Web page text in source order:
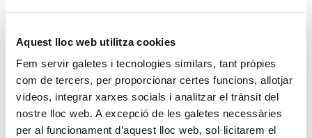
Aquest lloc web utilitza cookies
Fem servir galetes i tecnologies similars, tant pròpies
com de tercers, per proporcionar certes funcions, allotjar
vídeos, integrar xarxes socials i analitzar el trànsit del
nostre lloc web. A excepció de les galetes necessàries
per al funcionament d’aquest lloc web, sol·licitarem el
desinfecció per llum UV-C distinció
economia social
eliminació de la violència de gènere entorn
equips de professionals gestió responsable